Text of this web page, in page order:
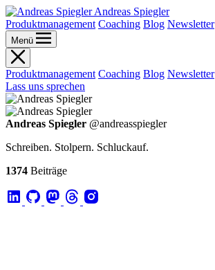
Andreas Spiegler
Produktmanagement Coaching Blog Newsletter
Menü
Produktmanagement Coaching Blog Newsletter
Lass uns sprechen
Andreas Spiegler @andreasspiegler
Schreiben. Stolpern. Schluckauf.
1374 Beiträge